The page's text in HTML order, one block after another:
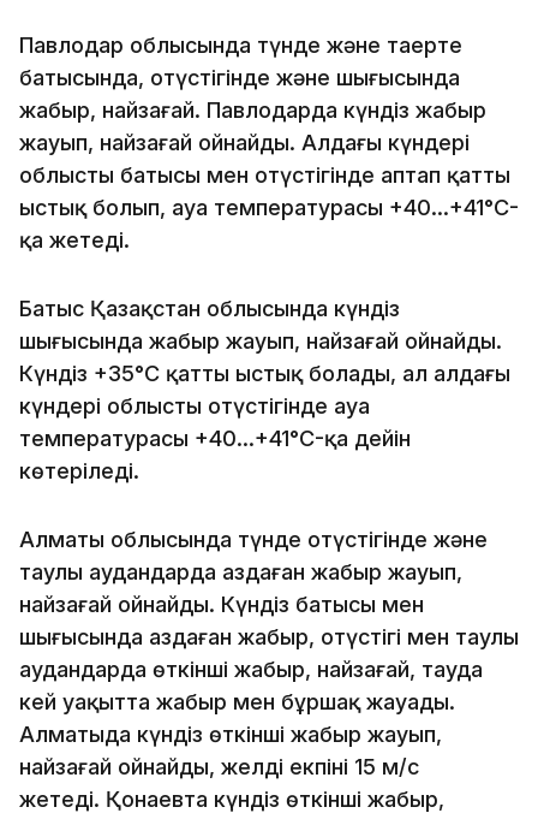
Павлодар облысында түнде және таңертең
батысында, оңтүстігінде және шығысында
жаңбыр, найзағай. Павлодарда күндіз жаңбыр
жауып, найзағай ойнайды. Алдағы күндері
облыстың батысы мен оңтүстігінде аптап қатты
ыстық болып, ауа температурасы +40…+41°C-
қа жетеді.
Батыс Қазақстан облысында күндіз
шығысында жаңбыр жауып, найзағай ойнайды.
Күндіз +35°C қатты ыстық болады, ал алдағы
күндері облыстың оңтүстігінде ауа
температурасы +40…+41°C-қа дейін
көтеріледі.
Алматы облысында түнде оңтүстігінде және
таулы аудандарда аздаған жаңбыр жауып,
найзағай ойнайды. Күндіз батысы мен
шығысында аздаған жаңбыр, оңтүстігі мен таулы
аудандарда өткінші жаңбыр, найзағай, тауда
кей уақытта жаңбыр мен бұршақ жауады.
Алматыда күндіз өткінші жаңбыр жауып,
найзағай ойнайды, желдің екпіні 15 м/с
жетеді. Қонаевта күндіз өткінші жаңбыр,